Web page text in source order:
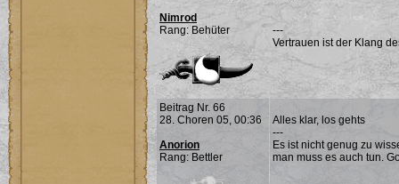
Nimrod
Rang: Behüter
---
Vertrauen ist der Klang
Beitrag Nr. 66
28. Choren 05, 00:36
Anorion
Rang: Bettler
Alles klar, los gehts
---
Es ist nicht genug zu
man muss es auch tun.